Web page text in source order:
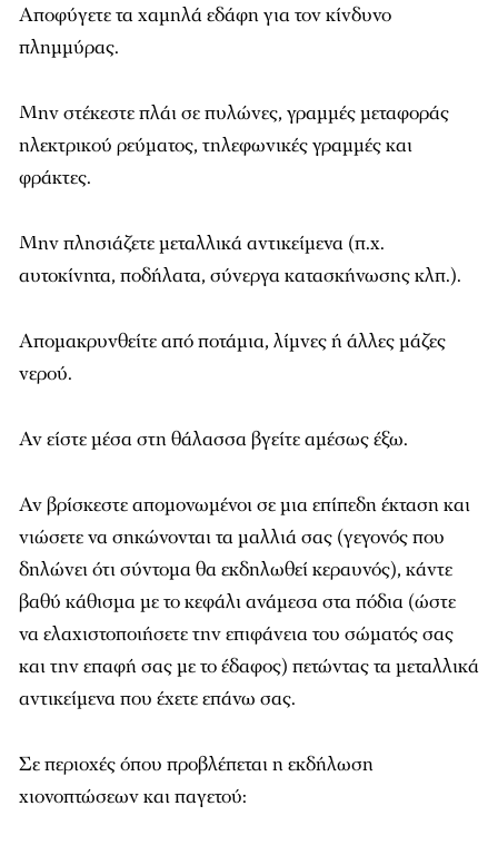
Αποφύγετε τα χαμηλά εδάφη για τον κίνδυνο
πλημμύρας.
Μην στέκεστε πλάι σε πυλώνες, γραμμές μεταφοράς
ηλεκτρικού ρεύματος, τηλεφωνικές γραμμές και
φράκτες.
Μην πλησιάζετε μεταλλικά αντικείμενα (π.χ.
αυτοκίνητα, ποδήλατα, σύνεργα κατασκήνωσης κλπ.).
Απομακρυνθείτε από ποτάμια, λίμνες ή άλλες μάζες
νερού.
Αν είστε μέσα στη θάλασσα βγείτε αμέσως έξω.
Αν βρίσκεστε απομονωμένοι σε μια επίπεδη έκταση και
νιώσετε να σηκώνονται τα μαλλιά σας (γεγονός που
δηλώνει ότι σύντομα θα εκδηλωθεί κεραυνός), κάντε
βαθύ κάθισμα με το κεφάλι ανάμεσα στα πόδια (ώστε
να ελαχιστοποιήσετε την επιφάνεια του σώματός σας
και την επαφή σας με το έδαφος) πετώντας τα μεταλλικά
αντικείμενα που έχετε επάνω σας.
Σε περιοχές όπου προβλέπεται η εκδήλωση
χιονοπτώσεων και παγετού: